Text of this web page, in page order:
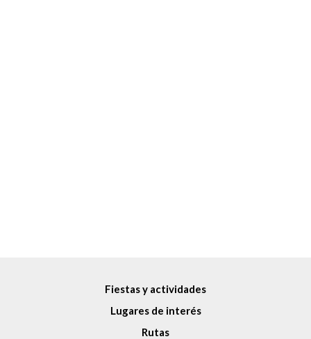
Fiestas y actividades
Lugares de interés
Rutas